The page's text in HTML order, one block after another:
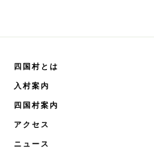
四国村とは
入村案内
四国村案内
アクセス
ニュース